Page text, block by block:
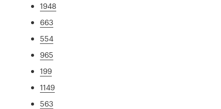
1948
663
554
965
199
1149
563